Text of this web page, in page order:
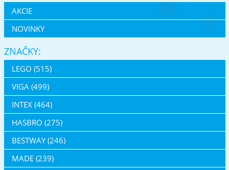
AKCIE
NOVINKY
ZNAČKY:
LEGO (515)
VIGA (499)
INTEX (464)
HASBRO (275)
BESTWAY (246)
MADE (239)